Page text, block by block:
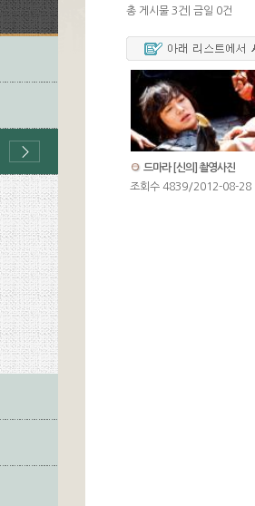
총 게시물 3건| 금일 0건
드마라 [신의] 촬영사진
조회수 4839/2012-08-28